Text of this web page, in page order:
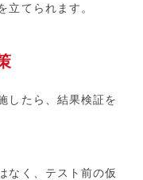
立てられます。
したら、結果検証を
なく、テスト前の仮